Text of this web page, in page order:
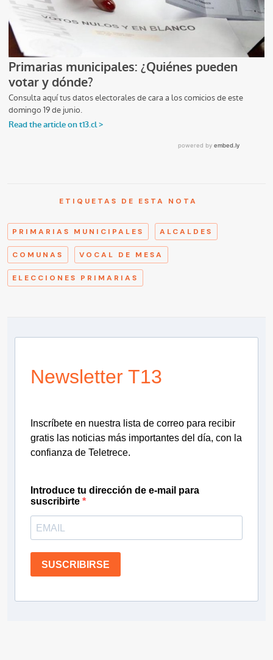
ETIQUETAS DE ESTA NOTA
PRIMARIAS MUNICIPALES ALCALDES
COMUNAS VOCAL DE MESA
ELECCIONES PRIMARIAS
Newsletter T13
Inscríbete en nuestra lista de correo para recibir
gratis las noticias más importantes del día, con la
confianza de Teletrece.
Introduce tu dirección de e-mail para
suscribirte
SUSCRIBIRSE